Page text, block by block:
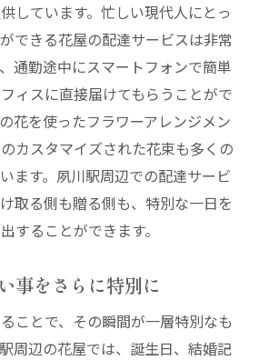
しています。忙しい現代人にとっ
できる花屋の配達サービスは非常
通勤途中にスマートフォンで簡単
ィスに直接届けてもらうことがで
花を使ったフラワーアレンジメン
カスタマイズされた花束も多くの
ます。夙川駅周辺での配達サービ
取る側も贈る側も、特別な一日を
することができます。
事をさらに特別に
ことで、その瞬間が一層特別なも
周辺の花屋では、誕生日、結婚記